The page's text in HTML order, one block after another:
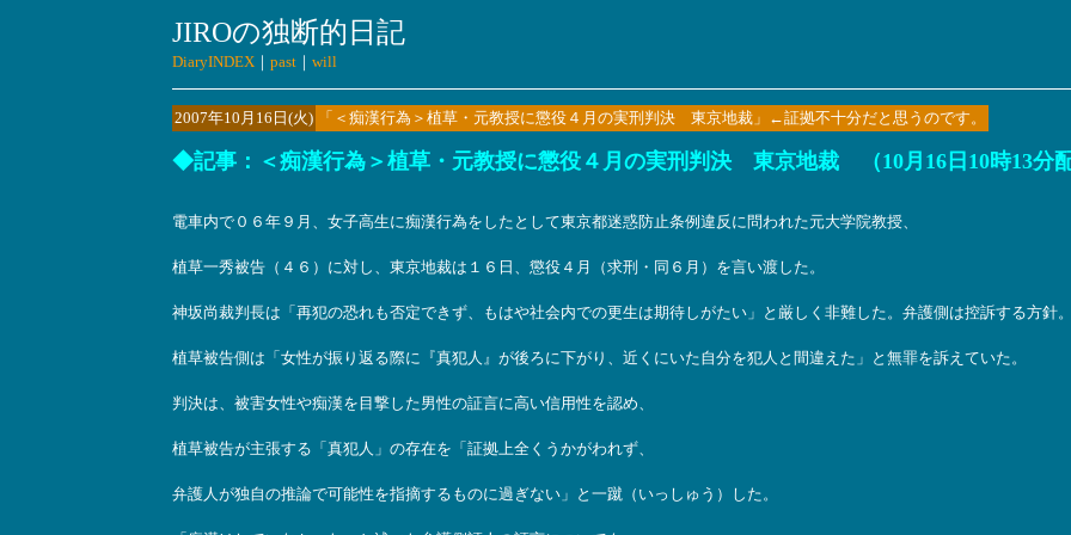
JIROの独断的日記
DiaryINDEX ｜ past ｜ will
2007年10月16日(火) 「＜痴漢行為＞植草・元教授に懲役４月の実刑判決 東京地裁」←証拠不十分だと思うのです。
◆記事：＜痴漢行為＞植草・元教授に懲役４月の実刑判決 東京地裁 （10月16日10時13分配
電車内で０６年９月、女子高生に痴漢行為をしたとして東京都迷惑防止条例違反に問われた元大学院教授、
植草一秀被告（４６）に対し、東京地裁は１６日、懲役４月（求刑・同６月）を言い渡した。
神坂尚裁判長は「再犯の恐れも否定できず、もはや社会内での更生は期待しがたい」と厳しく非難した。弁護側は控訴する方針。
植草被告側は「女性が振り返る際に『真犯人』が後ろに下がり、近くにいた自分を犯人と間違えた」と無罪を訴えていた。
判決は、被害女性や痴漢を目撃した男性の証言に高い信用性を認め、
植草被告が主張する「真犯人」の存在を「証拠上全くうかがわれず、
弁護人が独自の推論で可能性を指摘するものに過ぎない」と一蹴（いっしゅう）した。